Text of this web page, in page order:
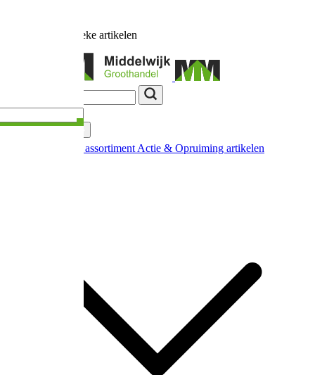
unieke artikelen
Nieuw in ons assortiment Actie & Opruiming artikelen